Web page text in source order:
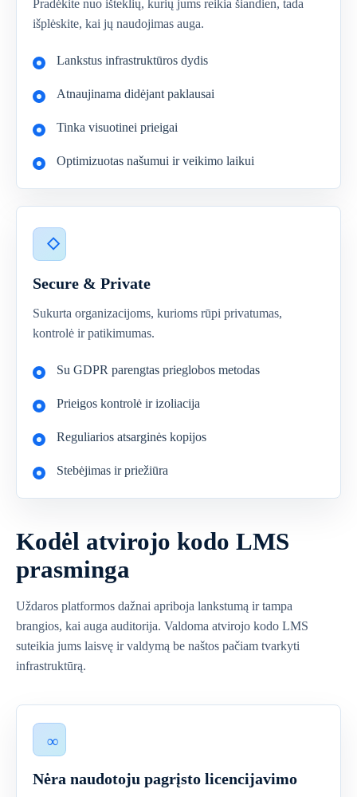
Pradėkite nuo išteklių, kurių jums reikia šiandien, tada
išplėskite, kai jų naudojimas auga.
Lankstus infrastruktūros dydis
Atnaujinama didėjant paklausai
Tinka visuotinei prieigai
Optimizuotas našumui ir veikimo laikui
Secure & Private
Sukurta organizacijoms, kurioms rūpi privatumas,
kontrolė ir patikimumas.
Su GDPR parengtas prieglobos metodas
Prieigos kontrolė ir izoliacija
Reguliarios atsarginės kopijos
Stebėjimas ir priežiūra
Kodėl atvirojo kodo LMS
prasminga
Uždaros platformos dažnai apriboja lankstumą ir tampa
brangios, kai auga auditorija. Valdoma atvirojo kodo LMS
suteikia jums laisvę ir valdymą be naštos pačiam tvarkyti
infrastruktūrą.
Nėra naudotoju pagrįsto licencijavimo